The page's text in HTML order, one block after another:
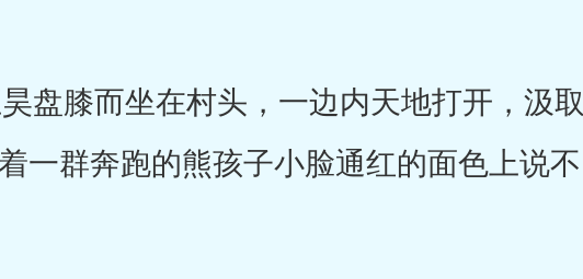
盘膝而坐在村头，一边内天地打开，汲取
一群奔跑的熊孩子小脸通红的面色上说不